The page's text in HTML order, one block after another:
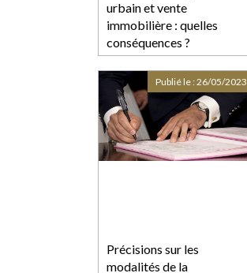
urbain et vente
immobilière : quelles
conséquences ?
Précisions sur les
modalités de la
Publié le :26/05/2023